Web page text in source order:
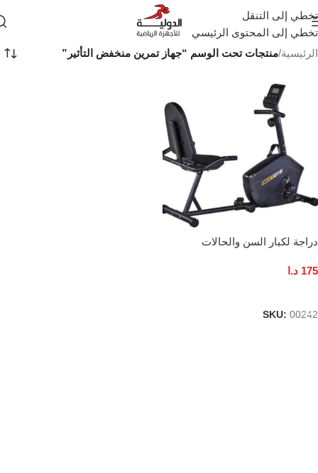
تخطي إلى التنقل
تخطي إلى المحتوى الرئيسي
الرئيسية/منتجات تحت الوسم “جهاز تمرين منخفض التأثير”
دراجة لكبار السن والحالات
175 د.ا
SKU: 00242